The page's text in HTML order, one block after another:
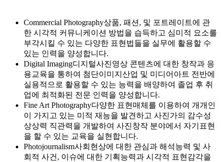
Commercial Photography상품, 패션, 및 포트레이트에 관
한 시각적 커뮤니케이션 방법을 습득하고 심미적 요소를
부각시킬 수 있는 다양한 표현법들을 실무에 활용할 수
있는 인력을 양성합니다.
Digital Imaging디지털사진영상 콘텐츠에 대한 창작과 응
용교육을 통하여 첨단이미지산업 및 미디어아트 전반에
실용적으로 활용할 수 있는 능력을 배양하여 졸업 후 취
업에 최적화된 전문 인력을 양성합니다.
Fine Art Photography다양한 표현매체를 이용하여 개개인
이 가지고 있는 미적 재능을 발견하고 사진가의 감수성
상상력 직관력을 개발하여 사진창작 분야에서 자기표현
을 할 수 있는 교육을 실현합니다.
Photojournalism사회현상에 대한 관심과 해석능력 및 사
회적 사건, 이슈에 대한 기획능력과 시각적 표현감각을